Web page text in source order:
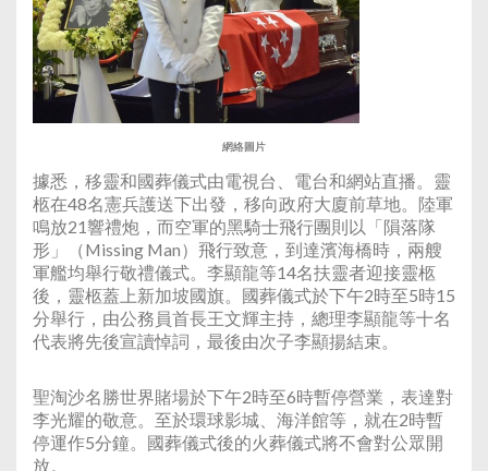
網絡圖片
據悉，移靈和國葬儀式由電視台、電台和網站直播。靈
柩在48名憲兵護送下出發，移向政府大廈前草地。陸軍
鳴放21響禮炮，而空軍的黑騎士飛行團則以「隕落隊
形」（Missing Man）飛行致意，到達濱海橋時，兩艘
軍艦均舉行敬禮儀式。李顯龍等14名扶靈者迎接靈柩
後，靈柩蓋上新加坡國旗。國葬儀式於下午2時至5時15
分舉行，由公務員首長王文輝主持，總理李顯龍等十名
代表將先後宣讀悼詞，最後由次子李顯揚結束。
聖淘沙名勝世界賭場於下午2時至6時暫停營業，表達對
李光耀的敬意。至於環球影城、海洋館等，就在2時暫
停運作5分鐘。國葬儀式後的火葬儀式將不會對公眾開
放。